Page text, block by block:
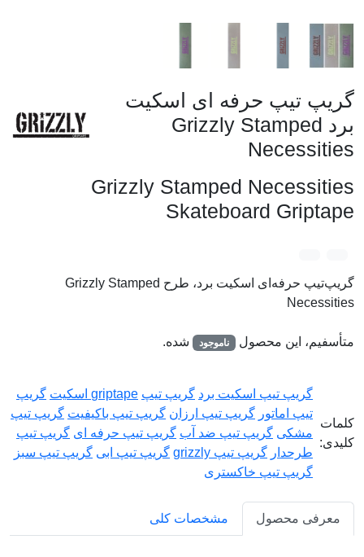
گریپ تیپ حرفه ای اسکیت
برد Grizzly Stamped
Necessities
Grizzly Stamped Necessities
Skateboard Griptape
گریپ‌تیپ حرفه‌ای اسکیت برد، طرح Grizzly Stamped
Necessities
متأسفیم، این محصول ناموجود شده.
کلمات
کلیدی:
گریپ تیپ اسکیت برد گریپ تیپ griptape اسکیت
گریپ
تیپ اماتور گریپ تیپ ارزان گریپ تیپ باکیفیت گریپ تیپ
مشکی گریپ تیپ ضد آب گریپ تیپ حرفه ای گریپ تیپ
طرحدار گریپ تیپ grizzly گریپ تیپ ابی گریپ تیپ سبز
گریپ تیپ خاکستری
معرفی محصول مشخصات کلی